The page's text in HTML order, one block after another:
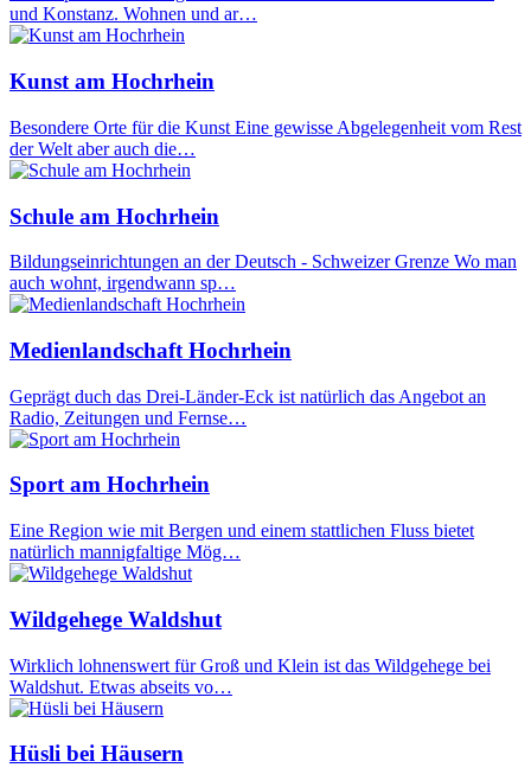
und Konstanz. Wohnen und ar…
Kunst am Hochrhein
Besondere Orte für die Kunst Eine gewisse Abgelegenheit vom Rest
der Welt aber auch die…
Schule am Hochrhein
Bildungseinrichtungen an der Deutsch - Schweizer Grenze Wo man
auch wohnt, irgendwann sp…
Medienlandschaft Hochrhein
Geprägt duch das Drei-Länder-Eck ist natürlich das Angebot an
Radio, Zeitungen und Fernse…
Sport am Hochrhein
Eine Region wie mit Bergen und einem stattlichen Fluss bietet
natürlich mannigfaltige Mög…
Wildgehege Waldshut
Wirklich lohnenswert für Groß und Klein ist das Wildgehege bei
Waldshut. Etwas abseits vo…
Hüsli bei Häusern